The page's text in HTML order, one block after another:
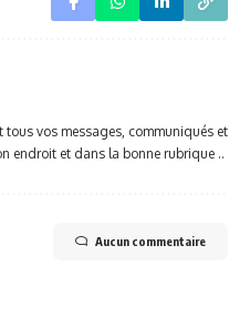
tous vos messages, communiqués et
endroit et dans la bonne rubrique ..
Aucun commentaire